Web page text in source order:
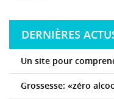
DERNIÈRES
Un site pour
Grossesse: «zéro